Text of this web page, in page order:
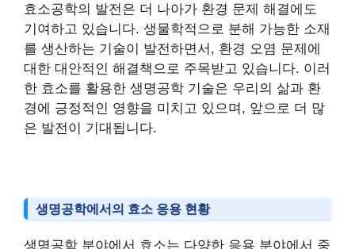
효소공학의 발전은 더 나아가 환경 문제 해결에도
기여하고 있습니다. 생물학적으로 분해 가능한 소재
를 생산하는 기술이 발전하면서, 환경 오염 문제에
대한 대안적인 해결책으로 주목받고 있습니다. 이러
한 효소를 활용한 생명공학 기술은 우리의 삶과 환
경에 긍정적인 영향을 미치고 있으며, 앞으로 더 많
은 발전이 기대됩니다.
생명공학에서의 효소 응용 현황
생명공학 분야에서 효소는 다양한 응용 분야에서 중